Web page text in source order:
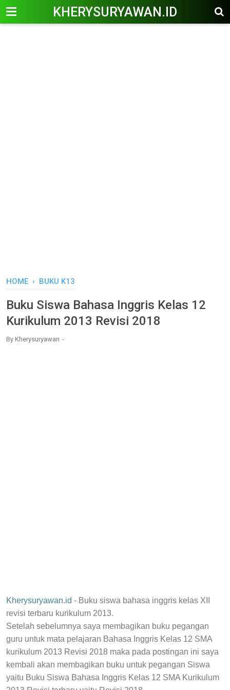
KHERYSURYAWAN.ID
HOME › BUKU K13
Buku Siswa Bahasa Inggris Kelas 12
Kurikulum 2013 Revisi 2018
By Kherysuryawan
Kherysuryawan.id - Buku siswa bahasa inggris kelas XII
revisi terbaru kurikulum 2013.
Setelah sebelumnya saya membagikan buku pegangan
guru untuk mata pelajaran Bahasa Inggris Kelas 12 SMA
kurikulum 2013 Revisi 2018 maka pada postingan ini saya
kembali akan membagikan buku untuk pegangan Siswa
yaitu Buku Siswa Bahasa Inggris Kelas 12 SMA Kurikulum